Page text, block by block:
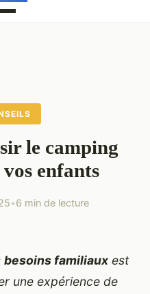
le camping
enfants
•6 min de lecture
besoins familiaux est
une expérience de